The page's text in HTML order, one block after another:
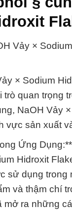
Vảy ×
× Sodium
trò quan trọng
NaOH Vảy
vực sản xuất
Ứng Dụng:**
Hidroxit
sử dụng trong
và thậm chí
mở ra những